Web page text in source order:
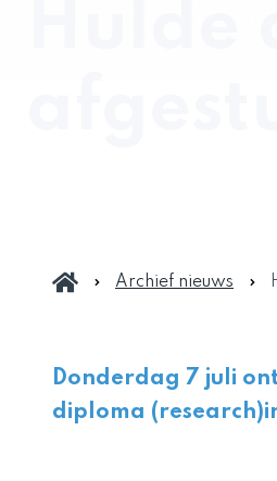
Hulde
Archief nieuws
Donderdag 7 juli
diploma